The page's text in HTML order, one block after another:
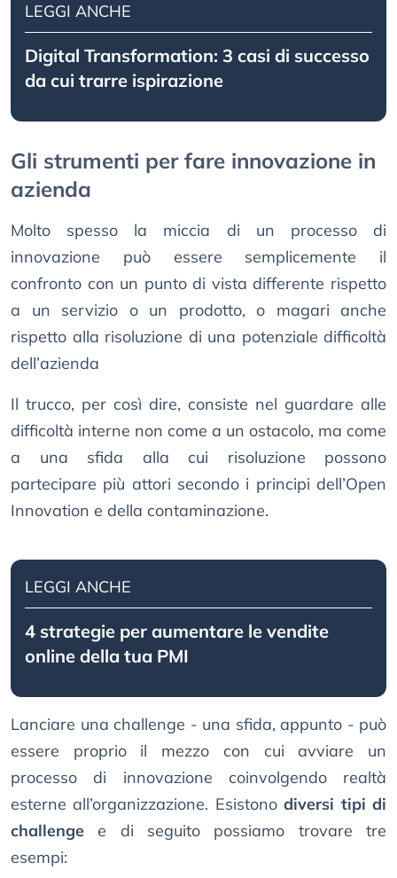
LEGGI ANCHE
Digital Transformation: 3 casi di successo
da cui trarre ispirazione
Gli strumenti per fare innovazione in
azienda
Molto spesso la miccia di un processo di
innovazione può essere semplicemente il
confronto con un punto di vista differente rispetto
a un servizio o un prodotto, o magari anche
rispetto alla risoluzione di una potenziale difficoltà
dell’azienda
Il trucco, per così dire, consiste nel guardare alle
difficoltà interne non come a un ostacolo, ma come
a una sfida alla cui risoluzione possono
partecipare più attori secondo i principi dell’Open
Innovation e della contaminazione.
LEGGI ANCHE
4 strategie per aumentare le vendite
online della tua PMI
Lanciare una challenge - una sfida, appunto - può
essere proprio il mezzo con cui avviare un
processo di innovazione coinvolgendo realtà
esterne all’organizzazione. Esistonodiversi tipi di
challenge e di seguito possiamo trovare tre
esempi: